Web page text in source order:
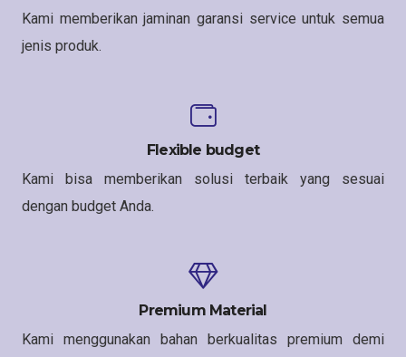
Kami memberikan jaminan garansi service untuk semua
jenis produk.
Flexible budget
Kami bisa memberikan solusi terbaik yang sesuai
dengan budget Anda.
Premium Material
Kami menggunakan bahan berkualitas premium demi